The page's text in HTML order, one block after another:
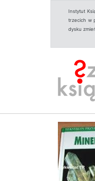
Instytut
trzecich w
dysku